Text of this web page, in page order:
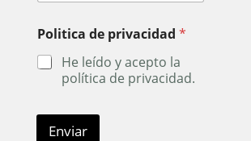
Politica de privacidad *
He leído y acepto la
política de privacidad.
Enviar